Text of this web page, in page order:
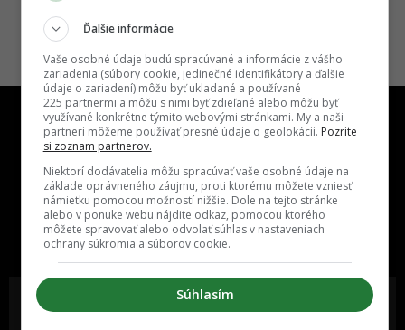
One time najzábavnejšie miesto na
slovenskom internete, next time
najzabávnejšie miesto na svete
Ďalšie informácie
Vaše osobné údaje budú spracúvané a informácie z vášho
zariadenia (súbory cookie, jedinečné identifikátory a ďalšie
údaje o zariadení) môžu byť ukladané a používané
225 partnermi a môžu s nimi byť zdieľané alebo môžu byť
využívané konkrétne týmito webovými stránkami. My a naši
partneri môžeme používať presné údaje o geolokácii. Pozrite
si zoznam partnerov.
Niektorí dodávatelia môžu spracúvať vaše osobné údaje na
základe oprávneného záujmu, proti ktorému môžete vzniesť
námietku pomocou možností nižšie. Dole na tejto stránke
alebo v ponuke webu nájdite odkaz, pomocou ktorého
môžete spravovať alebo odvolať súhlas v nastaveniach
ochrany súkromia a súborov cookie.
Súhlasím